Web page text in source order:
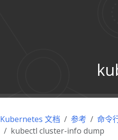
Kubernetes 文档 参考 命令
kubectl cluster-info dump